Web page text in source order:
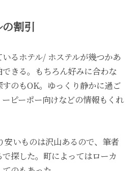
割引
るホテル/ ホステルが幾つかあ
きる。もちろん好みに合わな
のもOK。ゆっくり静かに過ご
ピーポー向けなどの情報もくれ
安いものは沢山あるので、筆者
探した。町によってはローカ